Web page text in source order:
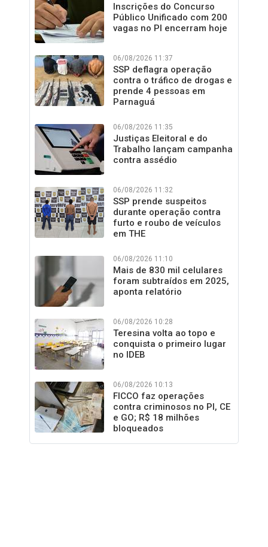
Inscrições do Concurso
Público Unificado com 200
vagas no PI encerram hoje
06/08/2026 11:37
SSP deflagra operação
contra o tráfico de drogas e
prende 4 pessoas em
Parnaguá
06/08/2026 11:35
Justiças Eleitoral e do
Trabalho lançam campanha
contra assédio
06/08/2026 11:32
SSP prende suspeitos
durante operação contra
furto e roubo de veículos
em THE
06/08/2026 11:10
Mais de 830 mil celulares
foram subtraídos em 2025,
aponta relatório
06/08/2026 10:28
Teresina volta ao topo e
conquista o primeiro lugar
no IDEB
06/08/2026 10:13
FICCO faz operações
contra criminosos no PI, CE
e GO; R$ 18 milhões
bloqueados